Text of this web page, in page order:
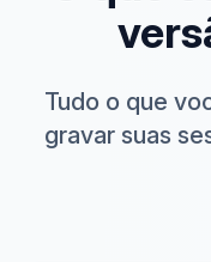
Tudo o que
gravar suas